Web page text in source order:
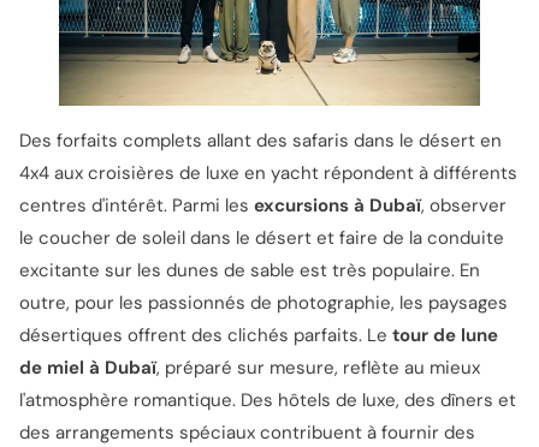
Des forfaits complets allant des safaris dans le désert en
4x4 aux croisières de luxe en yacht répondent à différents
centres d'intérêt. Parmi les excursions à Dubaï, observer
le coucher de soleil dans le désert et faire de la conduite
excitante sur les dunes de sable est très populaire. En
outre, pour les passionnés de photographie, les paysages
désertiques offrent des clichés parfaits. Le tour de lune
de miel à Dubaï, préparé sur mesure, reflète au mieux
l'atmosphère romantique. Des hôtels de luxe, des dîners et
des arrangements spéciaux contribuent à fournir des